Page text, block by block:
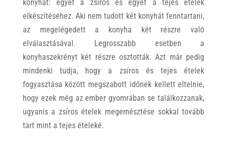
konyhát: egyet a zsíros és egyet a tejes ételek
elkészítéséhez. Aki nem tudott két konyhát fenntartani,
az megelégedett a konyha két részre való
elválasztásával. Legrosszabb esetben a
konyhaszekrényt két részre osztották. Azt már pedig
mindenki tudja, hogy a zsíros és tejes ételek
fogyasztása között megszabott időnek kellett eltelnie,
hogy ezek még az ember gyomrában se találkozzanak,
ugyanis a zsíros ételek megemésztése sokkal tovább
tart mint a tejes ételeké.